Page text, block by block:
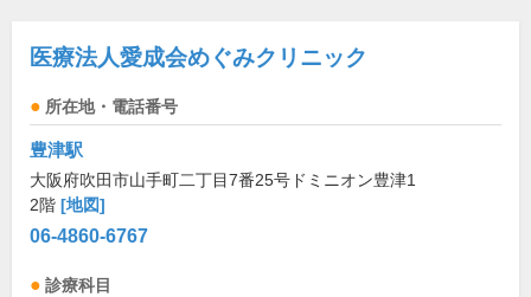
医療法人愛成会めぐみクリニック
所在地・電話番号
豊津駅
大阪府吹田市山手町二丁目7番25号ドミニオン豊津1
2階 [地図]
06-4860-6767
診療科目